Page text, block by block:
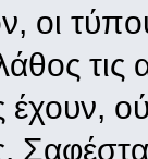
οι
έχουν,